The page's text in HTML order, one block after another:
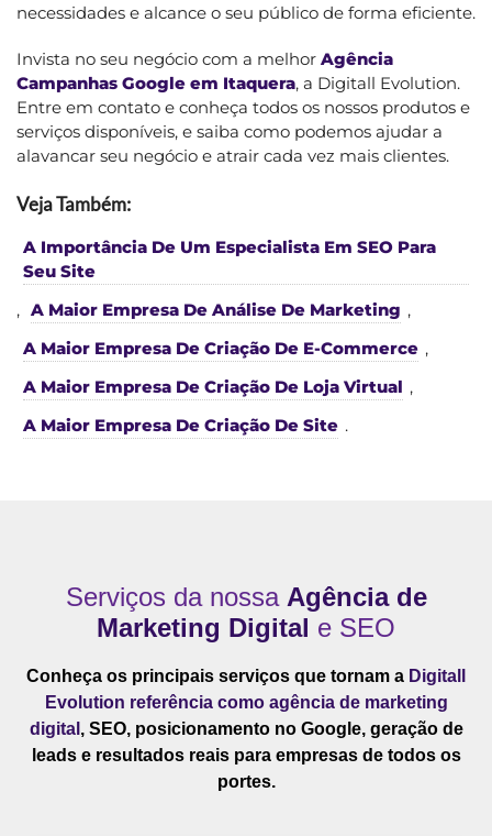
necessidades e alcance o seu público de forma eficiente.
Invista no seu negócio com a melhor Agência
Campanhas Google em Itaquera, a Digitall Evolution.
Entre em contato e conheça todos os nossos produtos e
serviços disponíveis, e saiba como podemos ajudar a
alavancar seu negócio e atrair cada vez mais clientes.
Veja Também:
A Importância De Um Especialista Em SEO Para
Seu Site
, A Maior Empresa De Análise De Marketing ,
A Maior Empresa De Criação De E-Commerce ,
A Maior Empresa De Criação De Loja Virtual ,
A Maior Empresa De Criação De Site .
Serviços da nossa Agência de
Marketing Digital e SEO
Conheça os principais serviços que tornam a Digitall
Evolution referência como agência de marketing
digital , SEO, posicionamento no Google, geração de
leads e resultados reais para empresas de todos os
portes.